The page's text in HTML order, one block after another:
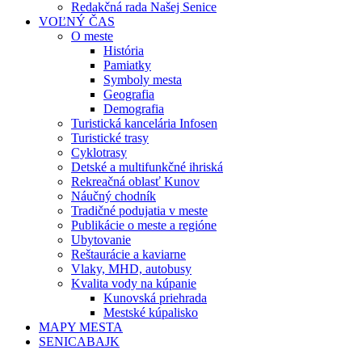
Redakčná rada Našej Senice
VOĽNÝ ČAS
O meste
História
Pamiatky
Symboly mesta
Geografia
Demografia
Turistická kancelária Infosen
Turistické trasy
Cyklotrasy
Detské a multifunkčné ihriská
Rekreačná oblasť Kunov
Náučný chodník
Tradičné podujatia v meste
Publikácie o meste a regióne
Ubytovanie
Reštaurácie a kaviarne
Vlaky, MHD, autobusy
Kvalita vody na kúpanie
Kunovská priehrada
Mestské kúpalisko
MAPY MESTA
SENICABAJK